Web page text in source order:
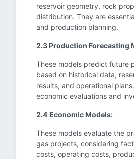
reservoir geometry, rock
distribution. They are
and production planning.
2.3 Production Forecasting
These models predict future
based on historical data,
results, and operational
economic evaluations and
2.4 Economic Models:
These models evaluate the
gas projects, considering
costs, operating costs,